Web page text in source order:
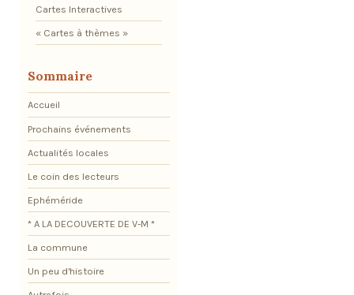
Cartes Interactives
« Cartes à thèmes »
Sommaire
Accueil
Prochains événements
Actualités locales
Le coin des lecteurs
Ephéméride
* A LA DECOUVERTE DE V-M *
La commune
Un peu d'histoire